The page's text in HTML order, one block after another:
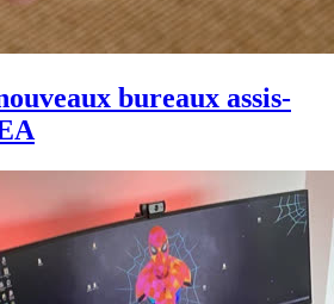
bureaux assis-